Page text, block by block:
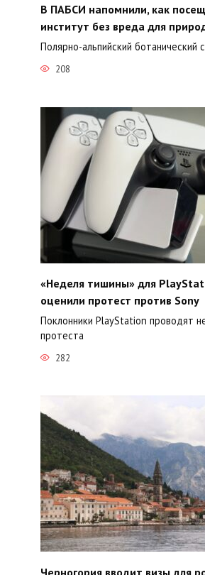
В ПАБСИ напомнили, как
институт без вреда для
Полярно-альпийский ботанический
208
«Неделя тишины» для
оценили протест против Sony
Поклонники PlayStation проводят
протеста
282
Черногория вводит визы для